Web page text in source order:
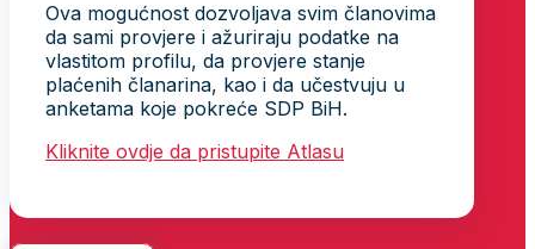
Ova mogućnost dozvoljava svim članovima
da sami provjere i ažuriraju podatke na
vlastitom profilu, da provjere stanje
plaćenih članarina, kao i da učestvuju u
anketama koje pokreće SDP BiH.
Kliknite ovdje da pristupite Atlasu